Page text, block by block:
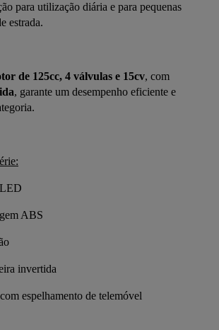
para utilização diária e para pequenas
estrada.
de 125cc, 4 válvulas e 15cv
, garante um desempenho eficiente e
ABS
invertida
espelhamento de telemóvel